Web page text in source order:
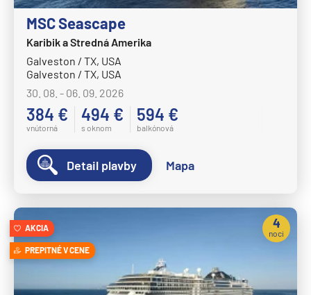
Celestyal Olympia
Costa Cruises
Costa Deliziosa
Costa Diadema
Costa Fascinosa
Costa Fortuna
Costa Toscana
Crystal Cruises
MSC Seascape
Karibik a Stredná Amerika
Galveston / TX, USA
Galveston / TX, USA
30. 08. - 06. 09. 2026
384 €
vnútorná
494 €
s oknom
594 €
balkónová
Detail plavby Mapa
AKCIA
PREPITNÉ V CENE
4
noci